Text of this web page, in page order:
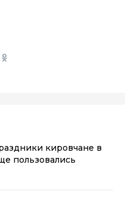
кировчане в
пользовались